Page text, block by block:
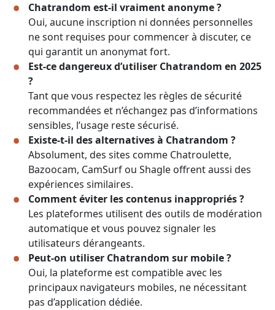
Chatrandom est-il vraiment anonyme ?
Oui, aucune inscription ni données personnelles
ne sont requises pour commencer à discuter, ce
qui garantit un anonymat fort.
Est-ce dangereux d’utiliser Chatrandom en 2025
?
Tant que vous respectez les règles de sécurité
recommandées et n’échangez pas d’informations
sensibles, l’usage reste sécurisé.
Existe-t-il des alternatives à Chatrandom ?
Absolument, des sites comme Chatroulette,
Bazoocam, CamSurf ou Shagle offrent aussi des
expériences similaires.
Comment éviter les contenus inappropriés ?
Les plateformes utilisent des outils de modération
automatique et vous pouvez signaler les
utilisateurs dérangeants.
Peut-on utiliser Chatrandom sur mobile ?
Oui, la plateforme est compatible avec les
principaux navigateurs mobiles, ne nécessitant
pas d’application dédiée.